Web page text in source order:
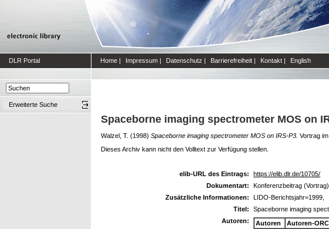
DLR Portal Home | Impressum | Datenschutz | Barrierefreiheit | Kontakt | English
Erweiterte Suche
Spaceborne imaging spectrometer MOS on
Walzel, T. (1998) Spaceborne imaging spectrometer MOS on IRS-P3. Vortrag
Dieses Archiv kann nicht den Volltext zur Verfügung stellen.
elib-URL des Eintrags:
https://elib.dlr.de/10705/
Dokumentart:
Konferenzbeitrag (Vortrag)
Zusätzliche Informationen:
LIDO-Berichtsjahr=1999,
Titel:
Spaceborne imaging
Autoren:
Autoren
Autoren-